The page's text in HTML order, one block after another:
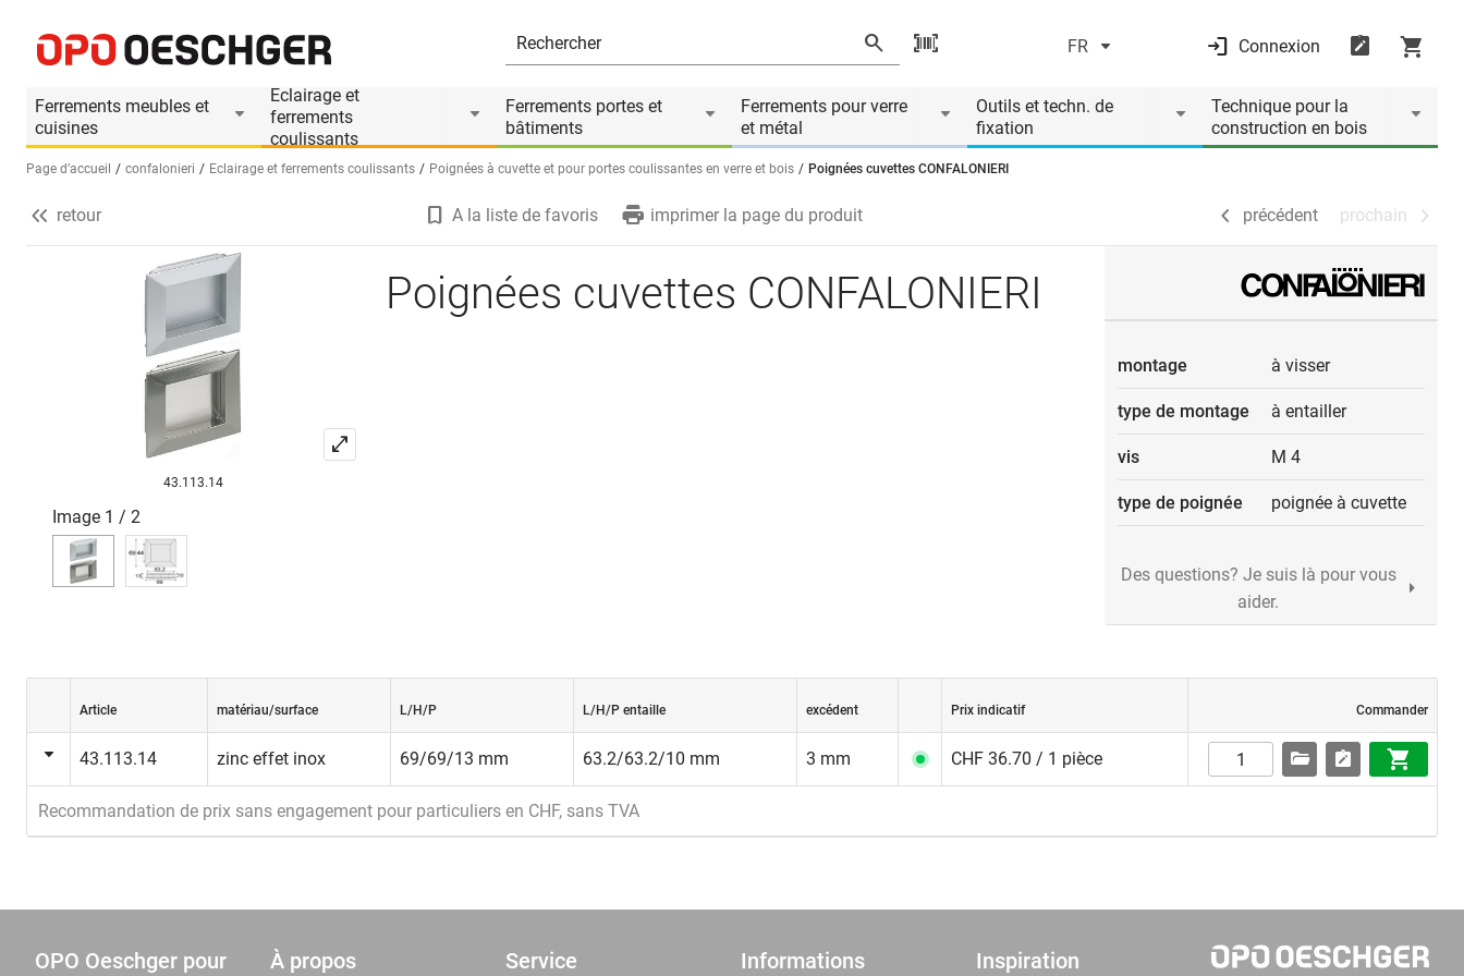
FR Connexion
Ferrements meubles et
cuisines
Eclairage et
ferrements
coulissants
Ferrements portes et
bâtiments
Ferrements pour verre
et métal
Outils et techn. de
fixation
Technique pour la
construction en bois
Sélectionnez une langue (FR)
Page d’accueil confalonieri Eclairage et ferrements coulissants Poignées à cuvette et pour portes coulissantes en verre et bois Poignées cuvettes CONFALONIERI
Informations produit
précédent prochain
retour A la liste de favoris imprimer la page du produit précédent prochain
43.113.14
Image 1 / 2
Poignées cuvettes CONFALONIERI
montage à visser
type de montage à entailler
vis M 4
type de poignée poignée à cuvette
Des questions? Je suis là pour vous
aider.
Article matériau/surface L/H/P L/H/P entaille excédent Prix indicatif Commander
43.113.14 zinc effet inox 69/69/13 mm 63.2/63.2/10 mm 3 mm CHF 36.70 / 1 pièce
Recommandation de prix sans engagement pour particuliers en CHF, sans TVA
OPO Oeschger pour À propos Service Informations Inspiration